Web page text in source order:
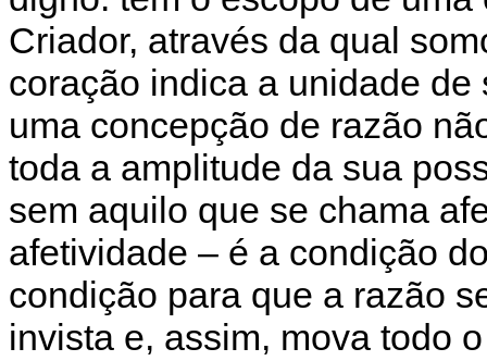
Criador, através da qual
coração indica a unidade
uma concepção de razão
toda a amplitude da sua
sem aquilo que se chama
afetividade – é a condição
condição para que a razão
invista e, assim, mova todo